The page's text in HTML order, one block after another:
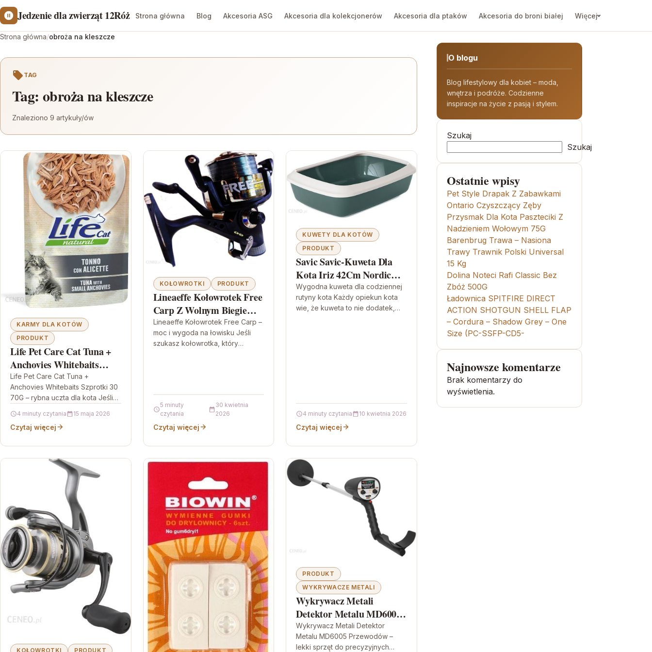
Jedzenie dla zwierząt 12Róż Strona główna Blog Akcesoria ASG Akcesoria dla kolekcjonerów Akcesoria dla ptaków Akcesoria do broni białej Więcej
Strona główna/obroża na kleszcze
TAG
Tag: obroża na kleszcze
Znaleziono 9 artykuły/ów
KARMY DLA KOTÓW
PRODUKT
Life Pet Care Cat Tuna +
Anchovies Whitebaits
Szprotki 30 70G
Life Pet Care Cat Tuna +
Anchovies Whitebaits Szprotki 30
70G – rybna uczta dla kota Jeśli
rybnej kuchni…
4 minuty czytania 15 maja 2026
Czytaj więcej
KOŁOWROTKI PRODUKT
Lineaeffe Kołowrotek Free
Carp Z Wolnym Biegiem
6000 +440M Żyłki 0,35Mm
Lineaeffe Kołowrotek Free Carp –
moc i wygoda na łowisku Jeśli
szukasz kołowrotka, który
5 minuty
czytania
30 kwietnia
2026
Czytaj więcej
KUWETY DLA KOTÓW
PRODUKT
Savic Savic-Kuweta Dla
Kota Iriz 42Cm Nordic
Green
Wygodna kuweta dla codziennej
rutyny kota Każdy opiekun kota
wie, że kuweta to nie dodatek,
4 minuty czytania 10 kwietnia 2026
Czytaj więcej
KOŁOWROTKI PRODUKT
PRODUKT
WYKRYWACZE METALI
Wykrywacz Metali
Detektor Metalu MD6005
Przewodów
Wykrywacz Metali Detektor
Metalu MD6005 Przewodów –
lekki sprzęt do precyzyjnych
O blogu
Blog lifestylowy dla kobiet – moda,
wnętrza i podróże. Codzienne
inspiracje na życie z pasją i stylem.
Szukaj
Szukaj
Ostatnie wpisy
Pet Style Drapak Z Zabawkami
Ontario Czyszczący Zęby
Przysmak Dla Kota Paszteciki Z
Nadzieniem Wołowym 75G
Barenbrug Trawa – Nasiona
Trawy Trawnik Polski Universal
15 Kg
Dolina Noteci Rafi Classic Bez
Zbóż 500G
Ładownica SPITFIRE DIRECT
ACTION SHOTGUN SHELL FLAP
– Cordura – Shadow Grey – One
Size (PC-SSFP-CD5-
Najnowsze komentarze
Brak komentarzy do
wyświetlenia.